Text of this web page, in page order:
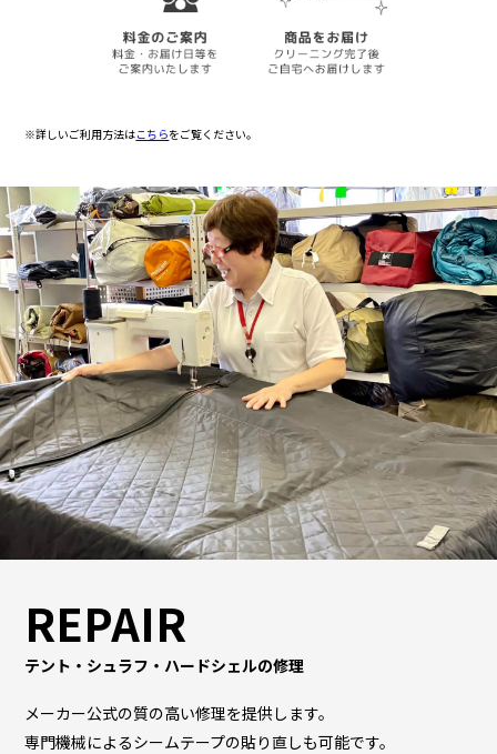
※詳しいご利用方法はこちらをご覧ください。
REPAIR
テント・シュラフ・ハードシェルの修理
メーカー公式の質の高い修理を提供します。
専門機械によるシームテープの貼り直しも可能です。